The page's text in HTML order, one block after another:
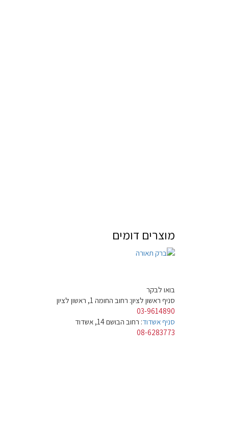
מוצרים דומים
בואו לבקר
סניף ראשון לציון: רחוב החומה 1, ראשון לציון
03-9614890
סניף אשדוד: רחוב הבושם 14, אשדוד
08-6283773